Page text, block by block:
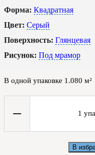
Форма: Квадратная
Цвет: Серый
Поверхность: Глянцевая
Рисунок: Под мрамор
В одной упаковке 1.080 м²
1
В